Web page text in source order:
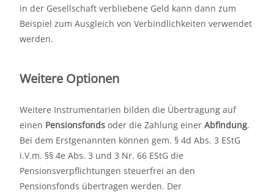
in der Gesellschaft verbliebene Geld kann dann zum
Beispiel zum Ausgleich von Verbindlichkeiten verwendet
werden.
Weitere Optionen
Weitere Instrumentarien bilden die Übertragung auf
einen Pensionsfonds oder die Zahlung einer Abfindung.
Bei dem Erstgenannten können gem. § 4d Abs. 3 EStG
i.V.m. §§ 4e Abs. 3 und 3 Nr. 66 EStG die
Pensionsverpflichtungen steuerfrei an den
Pensionsfonds übertragen werden. Der